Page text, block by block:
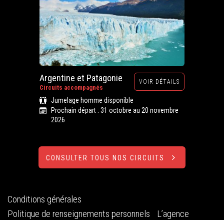
Argentine et Patagonie
Circuits accompagnés
VOIR DÉTAILS
Jumelage homme disponible
Prochain départ : 31 octobre au 20 novembre
2026
CONSULTER TOUS NOS CIRCUITS
Conditions générales
Politique de renseignements personnels
L’agence